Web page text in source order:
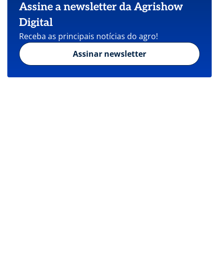
Assine a newsletter da Agrishow
Digital
Receba as principais notícias do agro!
Assinar newsletter